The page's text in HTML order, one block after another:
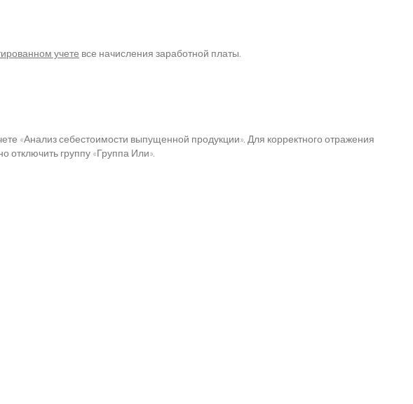
учете все начисления заработной платы.
«Анализ себестоимости выпущенной продукции». Для корректного отражения
отключить группу «Группа Или».